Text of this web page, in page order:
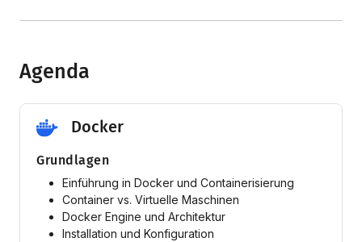
Agenda
Docker
Grundlagen
Einführung in Docker und Containerisierung
Container vs. Virtuelle Maschinen
Docker Engine und Architektur
Installation und Konfiguration